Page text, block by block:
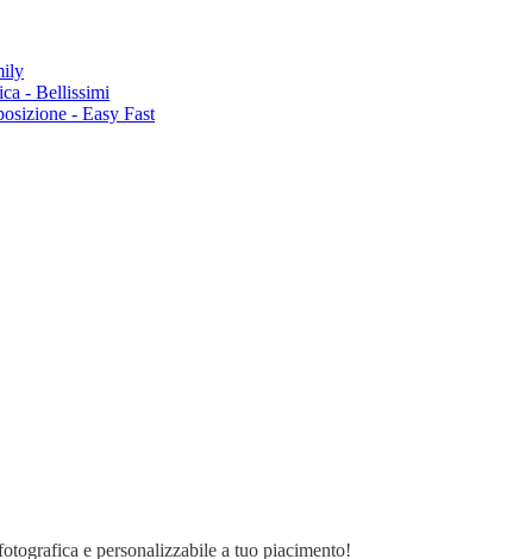
- Bellissimi
- Easy Fast
e personalizzabile a tuo piacimento!